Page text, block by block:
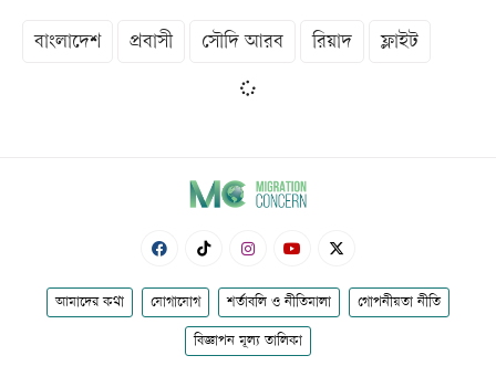
বাংলাদেশ প্রবাসী সৌদি আরব রিয়াদ ফ্লাইট
আমাদের কথা যোগাযোগ শর্তাবলি ও নীতিমালা গোপনীয়তা নীতি
বিজ্ঞাপন মূল্য তালিকা